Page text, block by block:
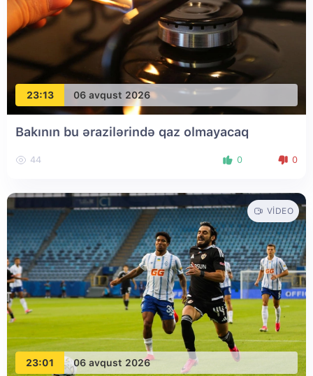
23:13 06 avqust 2026
Bakının bu ərazilərində qaz olmayacaq
44 0 0
23:01 06 avqust 2026
VIDEO